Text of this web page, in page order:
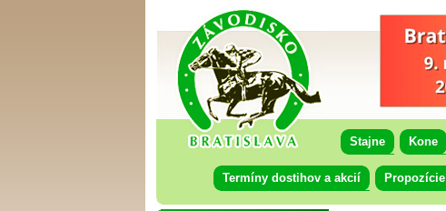
Stajne Kone
Termíny dostihov a akcií Propozície